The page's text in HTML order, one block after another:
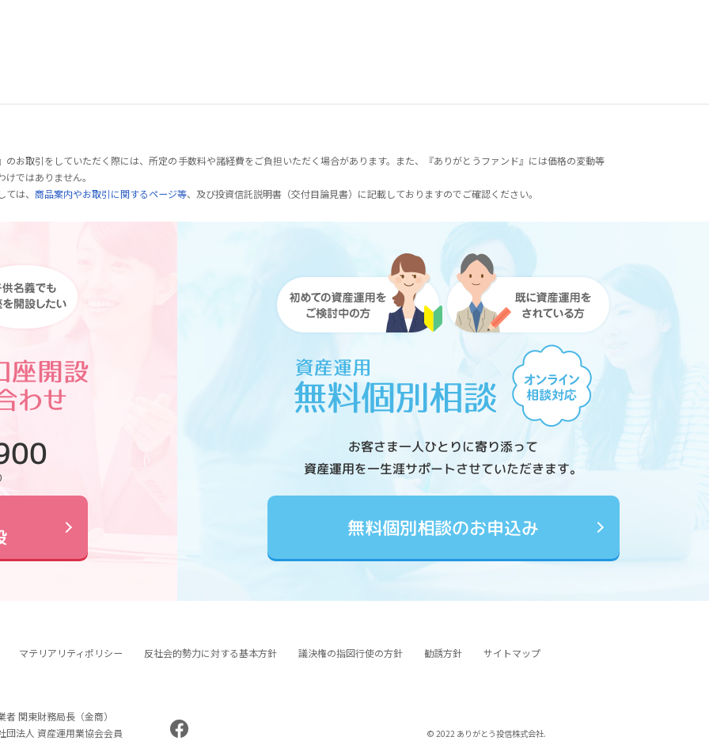
お取引をしていただく際には、所定の手数料や諸経費をご負担いただく場合があります。また、『ありがとうファンド』には価格の変動等
ではありません。
は、 商品案内やお取引に関するページ等、及び投資信託説明書（交付目論見書）に記載しておりますのでご確認ください。
お客さま一人ひとりに寄り添って
資産運用を一生涯サポートさせていただきます。
無料個別相談のお申込み
マテリアリティポリシー 反社会的勢力に対する基本方針 議決権の指図行使の方針 勧誘方針 サイトマップ
者 関東財務局長（金商）
団法人 資産運用業協会会員
© 2022 ありがとう投信株式会社.